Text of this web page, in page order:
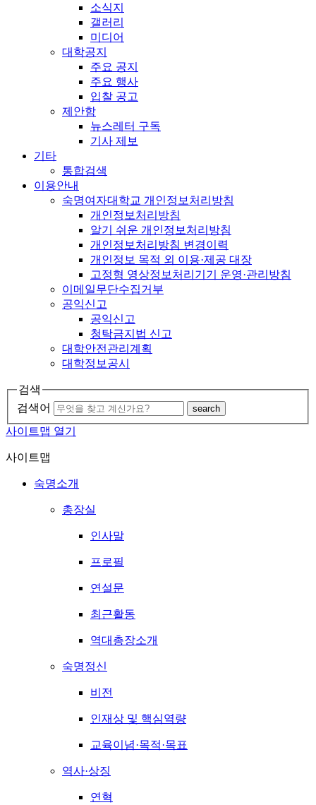
소식지
갤러리
미디어
대학공지
주요 공지
주요 행사
입찰 공고
제안함
뉴스레터 구독
기사 제보
기타
통합검색
이용안내
숙명여자대학교 개인정보처리방침
개인정보처리방침
알기 쉬운 개인정보처리방침
개인정보처리방침 변경이력
개인정보 목적 외 이용·제공 대장
고정형 영상정보처리기기 운영·관리방침
이메일무단수집거부
공익신고
공익신고
청탁금지법 신고
대학안전관리계획
대학정보공시
검색
검색어
search
사이트맵 열기
사이트맵
숙명소개
총장실
인사말
프로필
연설문
최근활동
역대총장소개
숙명정신
비전
인재상 및 핵심역량
교육이념·목적·목표
역사·상징
연혁